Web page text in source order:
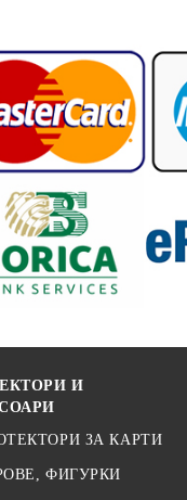
И
ЗА КАРТИ
ФИГУРКИ